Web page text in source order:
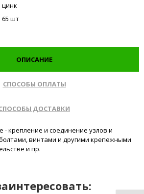
цинк
65 шт
ОПИСАНИЕ
СПОСОБЫ ОПЛАТЫ
ДОСТАВКИ
- крепление и соединение узлов и
винтами и другими крепежными
и пр.